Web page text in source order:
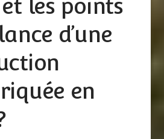
les points
d’une
en